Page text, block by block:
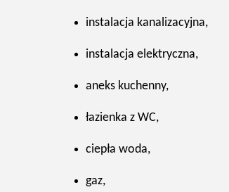
instalacja kanalizacyjna,
instalacja elektryczna,
aneks kuchenny,
łazienka z WC,
ciepła woda,
gaz,